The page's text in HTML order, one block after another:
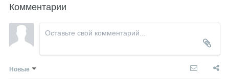
Комментарии
Новые